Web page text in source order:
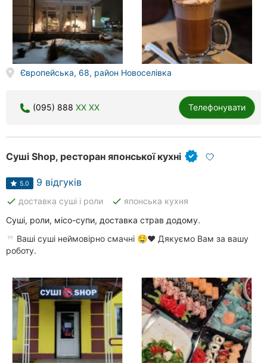
Європейська, 68, район Новоселівка
(095) 888 XX XX Телефонувати
Суші Shop, ресторан японської кухні
5.0 9 відгуків
done доставка суші і роли done японська кухня
Суші, роли, місо-супи, доставка страв додому.
Ваші суші неймовірно смачні 🤤❤️ Дякуємо Вам за вашу
роботу.